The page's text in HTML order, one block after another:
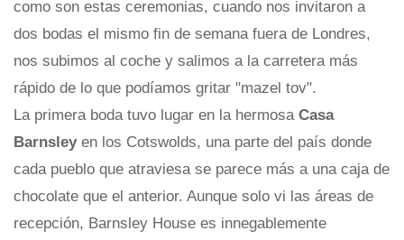
como son estas ceremonias, cuando nos invitaron a
dos bodas el mismo fin de semana fuera de Londres,
nos subimos al coche y salimos a la carretera más
rápido de lo que podíamos gritar "mazel tov".
La primera boda tuvo lugar en la hermosa Casa
Barnsley en los Cotswolds, una parte del país donde
cada pueblo que atraviesa se parece más a una caja de
chocolate que el anterior. Aunque solo vi las áreas de
recepción, Barnsley House es innegablemente